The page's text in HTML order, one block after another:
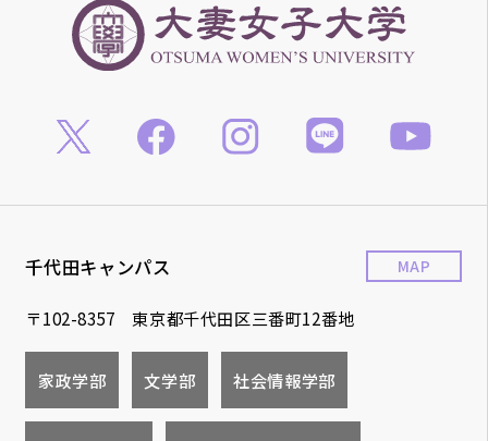
千代田キャンパス
〒102-8357 東京都千代田区三番町12番地
MAP
家政学部 文学部 社会情報学部